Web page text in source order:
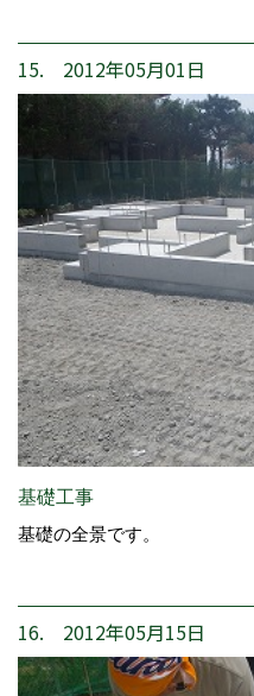
15. 2012年05月01日
基礎工事
基礎の全景です。
16. 2012年05月15日